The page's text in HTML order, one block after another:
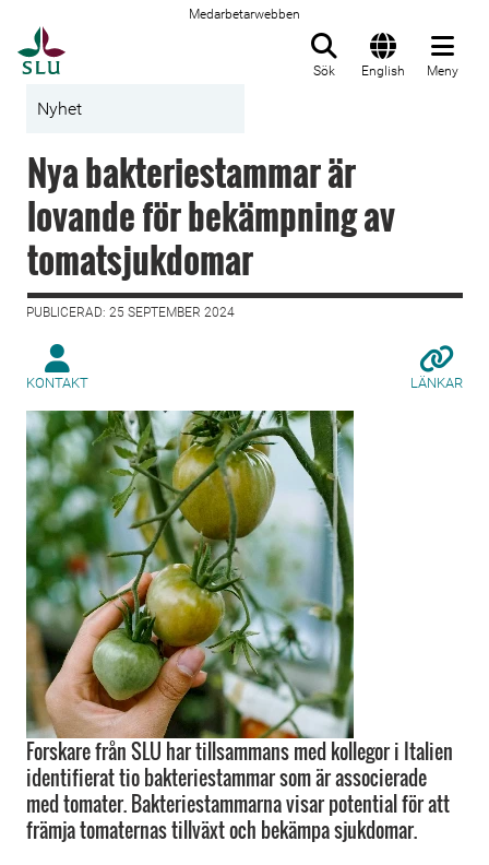
Medarbetarwebben
Sök English Meny
Nyhet
Nya bakteriestammar är
lovande för bekämpning av
tomatsjukdomar
PUBLICERAD: 25 SEPTEMBER 2024
KONTAKT LÄNKAR
Forskare från SLU har tillsammans med kollegor i Italien
identifierat tio bakteriestammar som är associerade
med tomater. Bakteriestammarna visar potential för att
främja tomaternas tillväxt och bekämpa sjukdomar.